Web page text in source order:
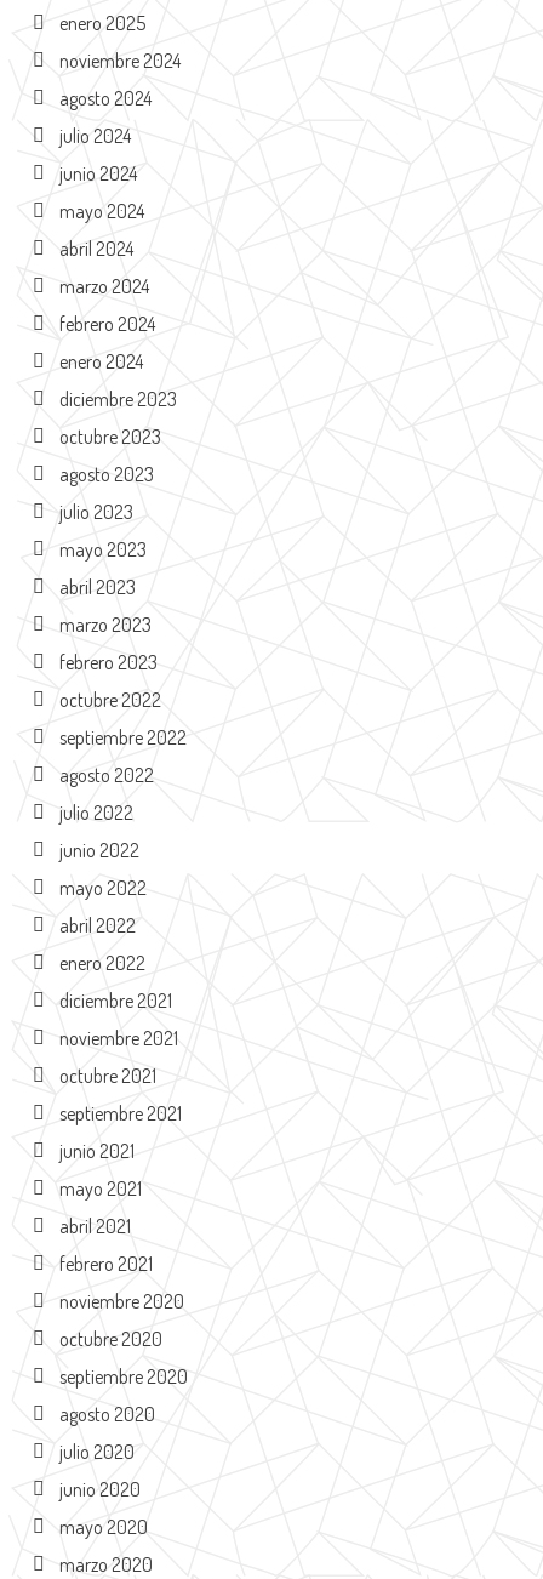
enero 2025
noviembre 2024
agosto 2024
julio 2024
junio 2024
mayo 2024
abril 2024
marzo 2024
febrero 2024
enero 2024
diciembre 2023
octubre 2023
agosto 2023
julio 2023
mayo 2023
abril 2023
marzo 2023
febrero 2023
octubre 2022
septiembre 2022
agosto 2022
julio 2022
junio 2022
mayo 2022
abril 2022
enero 2022
diciembre 2021
noviembre 2021
octubre 2021
septiembre 2021
junio 2021
mayo 2021
abril 2021
febrero 2021
noviembre 2020
octubre 2020
septiembre 2020
agosto 2020
julio 2020
junio 2020
mayo 2020
marzo 2020